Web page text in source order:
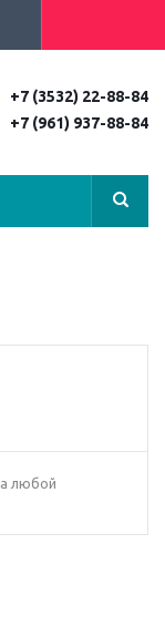
+7 (3532) 22-88-84
+7 (961) 937-88-84
любой